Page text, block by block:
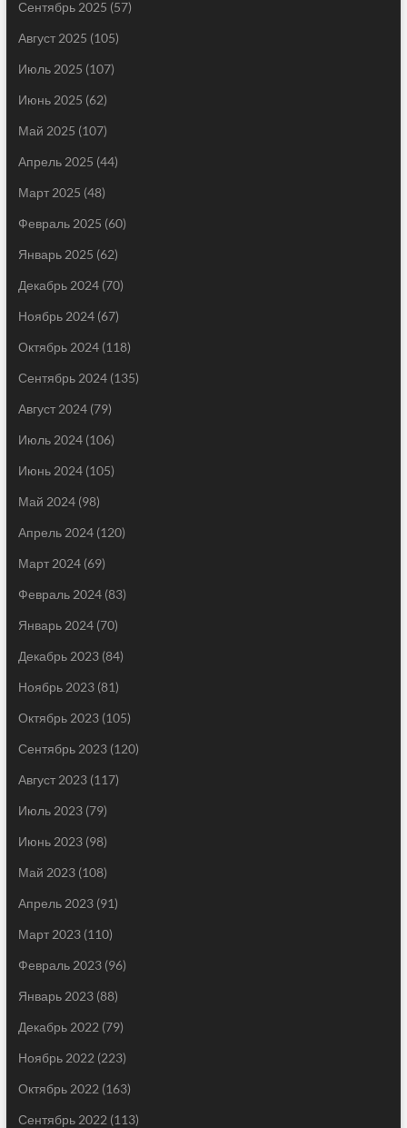
Сентябрь 2025 (57)
Август 2025 (105)
Июль 2025 (107)
Июнь 2025 (62)
Май 2025 (107)
Апрель 2025 (44)
Март 2025 (48)
Февраль 2025 (60)
Январь 2025 (62)
Декабрь 2024(70)
Ноябрь 2024(67)
Октябрь 2024(118)
Сентябрь 2024(135)
Август 2024(79)
Июль 2024(106)
Июнь 2024(105)
Май 2024(98)
Апрель 2024(120)
Март 2024(69)
Февраль 2024(83)
Январь 2024(70)
Декабрь 2023(84)
Ноябрь 2023(81)
Октябрь 2023(105)
Сентябрь 2023(120)
Август 2023(117)
Июль 2023(79)
Июнь 2023(98)
Май 2023(108)
Апрель 2023(91)
Март 2023(110)
Февраль 2023(96)
Январь 2023(88)
Декабрь 2022 (79)
Ноябрь 2022 (223)
Октябрь 2022 (163)
Сентябрь 2022 (113)